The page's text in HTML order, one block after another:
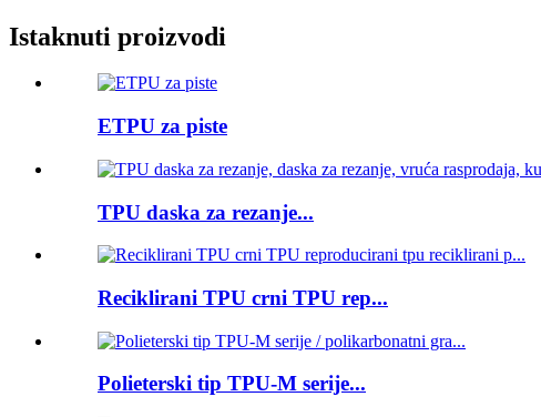
Istaknuti proizvodi
ETPU za piste
TPU daska za rezanje...
Reciklirani TPU crni TPU rep...
Polieterski tip TPU-M serije...